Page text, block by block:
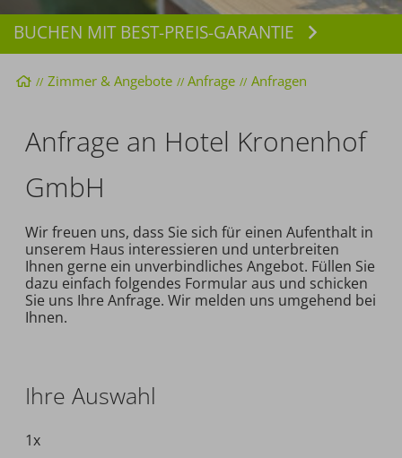
BUCHEN MIT BEST-PREIS-GARANTIE Buchen
Startseite
Zimmer & Angebote Anfrage Anfragen
Anfrage an Hotel Kronenhof
GmbH
Wir freuen uns, dass Sie sich für einen Aufenthalt in
unserem Haus interessieren und unterbreiten
Ihnen gerne ein unverbindliches Angebot. Füllen Sie
dazu einfach folgendes Formular aus und schicken
Sie uns Ihre Anfrage. Wir melden uns umgehend bei
Ihnen.
Ihre Auswahl
1x